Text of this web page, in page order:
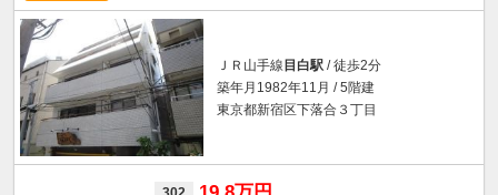
ＪＲ山手線目白駅 / 徒歩2分
築年月1982年11月 / 5階建
東京都新宿区下落合３丁目